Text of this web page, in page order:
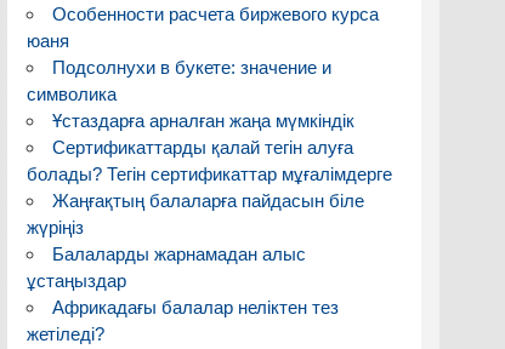
Особенности расчета биржевого курса
юаня
Подсолнухи в букете: значение и
символика
Ұстаздарға арналған жаңа мүмкіндік
Сертификаттарды қалай тегін алуға
болады? Тегін сертификаттар мұғалімдерге
Жаңғақтың балаларға пайдасын біле
жүріңіз
Балаларды жарнамадан алыс
ұстаңыздар
Африкадағы балалар неліктен тез
жетіледі?